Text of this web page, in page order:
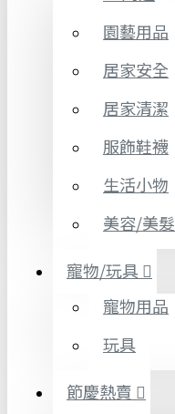
園藝用品
居家安全
居家清潔
服飾鞋襪
生活小物
美容/美髮
寵物/玩具
寵物用品
玩具
節慶熱賣